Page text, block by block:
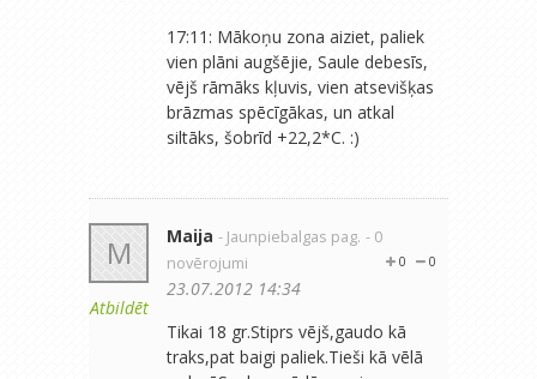
17:11: Mākoņu zona aiziet, paliek
vien plāni augšējie, Saule debesīs,
vējš rāmāks kļuvis, vien atsevišķas
brāzmas spēcīgākas, un atkal
siltāks, šobrīd +22,2*C. :)
M
Atbildēt
Maija - Jaunpiebalgas pag. - 0
novērojumi
0
0
23.07.2012 14:34
Tikai 18 gr.Stiprs vējš,gaudo kā
traks,pat baigi paliek.Tieši kā vēlā